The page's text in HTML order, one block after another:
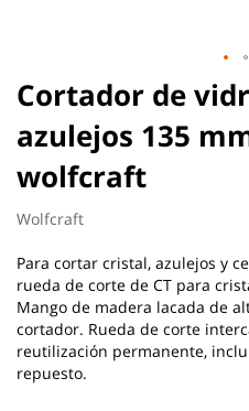
Cortador de
azulejos 135
wolfcraft
Wolfcraft
Para cortar cristal, azulejos y
rueda de corte de CT para
Mango de madera lacada de
cortador. Rueda de corte
reutilización permanente,
repuesto.
Saltar
al
comienzo
de
la
galería
de